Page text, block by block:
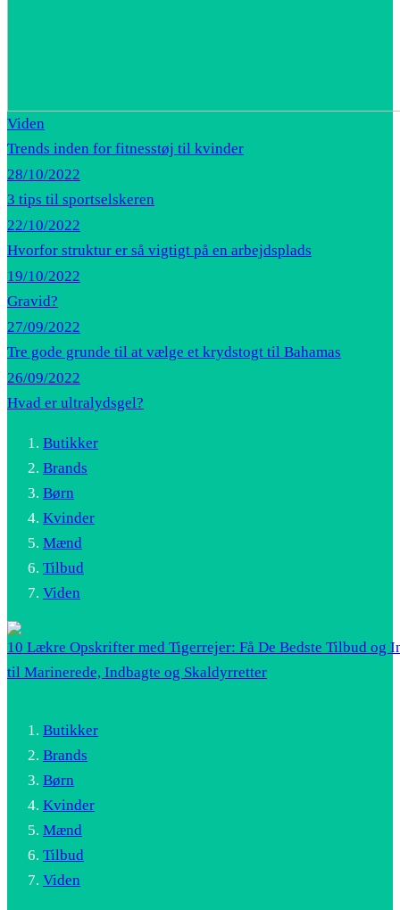
Viden
Trends inden for fitnesstøj til kvinder
28/10/2022
3 tips til sportselskeren
22/10/2022
Hvorfor struktur er så vigtigt på en arbejdsplads
19/10/2022
Gravid?
27/09/2022
Tre gode grunde til at vælge et krydstogt til Bahamas
26/09/2022
Hvad er ultralydsgel?
Butikker
Brands
Børn
Kvinder
Mænd
Tilbud
Viden
10 Lækre Opskrifter med Tigerrejer: Få De Bedste Tilbud og
til Marinerede, Indbagte og Skaldyrretter
Butikker
Brands
Børn
Kvinder
Mænd
Tilbud
Viden